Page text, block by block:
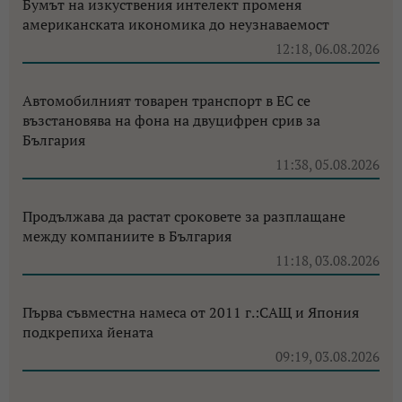
Бумът на изкуствения интелект променя
американската икономика до неузнаваемост
12:18, 06.08.2026
Автомобилният товарен транспорт в ЕС се
възстановява на фона на двуцифрен срив за
България
11:38, 05.08.2026
Продължава да растат сроковете за разплащане
между компаниите в България
11:18, 03.08.2026
Първа съвместна намеса от 2011 г.:САЩ и Япония
подкрепиха йената
09:19, 03.08.2026